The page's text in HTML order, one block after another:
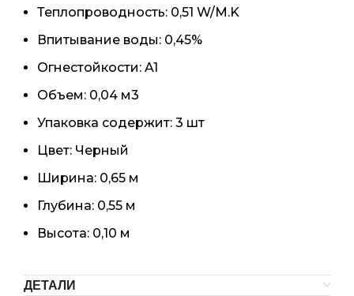
Теплопроводность: 0,51 W/M.K
Впитывание воды: 0,45%
Огнестойкости: A1
Объем: 0,04 м3
Упаковка содержит: 3 шт
Цвет: Черный
Ширина: 0,65 м
Глубина: 0,55 м
Высота: 0,10 м
ДЕТАЛИ